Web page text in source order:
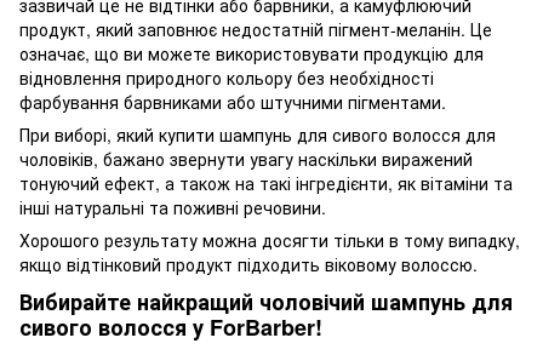
зазвичай це не відтінки або барвники, а камуфлюючий
продукт, який заповнює недостатній пігмент-меланін. Це
означає, що ви можете використовувати продукцію для
відновлення природного кольору без необхідності
фарбування барвниками або штучними пігментами.
При виборі, який купити шампунь для сивого волосся для
чоловіків, бажано звернути увагу наскільки виражений
тонуючий ефект, а також на такі інгредієнти, як вітаміни та
інші натуральні та поживні речовини.
Хорошого результату можна досягти тільки в тому випадку,
якщо відтінковий продукт підходить віковому волоссю.
Вибирайте найкращий чоловічий шампунь для
сивого волосся у ForBarber!